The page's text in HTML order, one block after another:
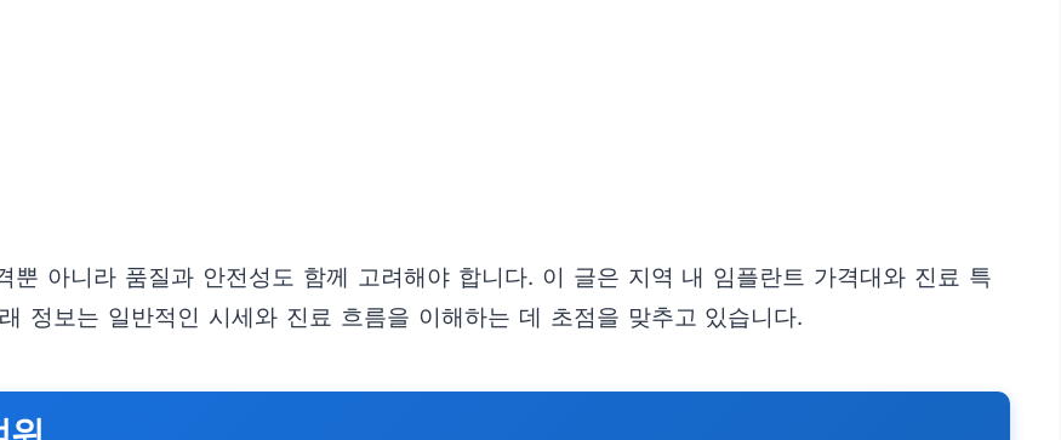
뿐 아니라 품질과 안전성도 함께 고려해야 합니다. 이 글은 지역 내 임플란트 가격대와 진료 특
정보는 일반적인 시세와 진료 흐름을 이해하는 데 초점을 맞추고 있습니다.